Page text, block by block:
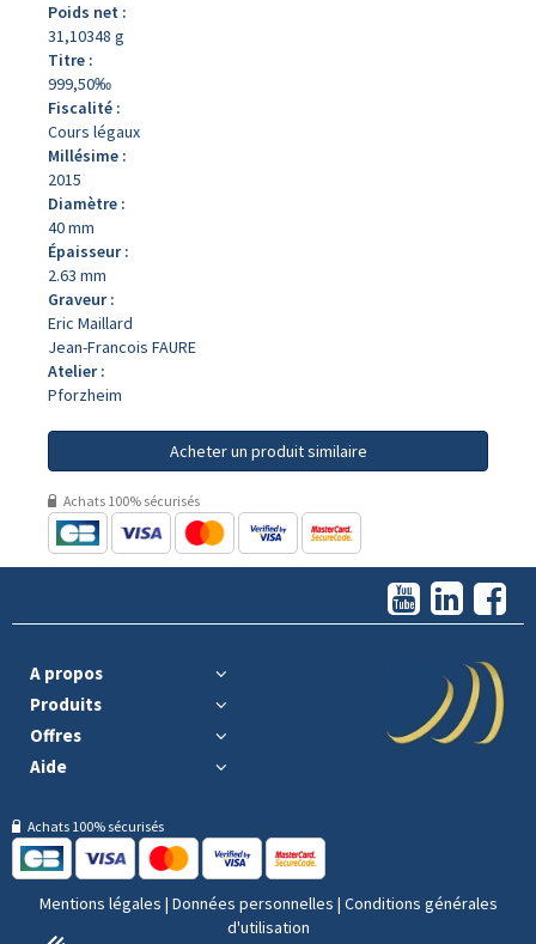
Poids net :
31,10348 g
Titre :
999,50‰
Fiscalité :
Cours légaux
Millésime :
2015
Diamètre :
40 mm
Épaisseur :
2.63 mm
Graveur :
Eric Maillard
Jean-Francois FAURE
Atelier :
Pforzheim
Acheter un produit similaire
Achats 100% sécurisés
A propos
Produits
Offres
Aide
Achats 100% sécurisés
Mentions légales | Données personnelles | Conditions générales
d'utilisation